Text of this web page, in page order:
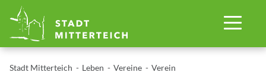
Stadt Mitterteich Leben Vereine Verein